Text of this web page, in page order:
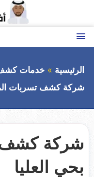
المحتوى
القائمة
الرئيسية
خدمات كشف
شركة كشف تسربات
شركة كشف
بحي العليا